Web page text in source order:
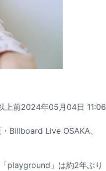
上前2024年05月04日 11:06
Billboard Live OSAKA、
playground」は約2年ぶり